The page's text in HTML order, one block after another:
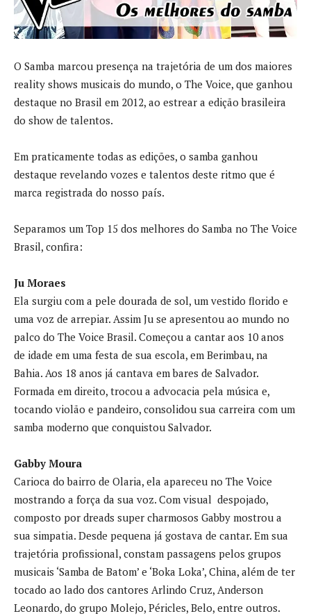
O Samba marcou presença na trajetória de um dos maiores
reality shows musicais do mundo, o The Voice, que ganhou
destaque no Brasil em 2012, ao estrear a edição brasileira
do show de talentos.
Em praticamente todas as edições, o samba ganhou
destaque revelando vozes e talentos deste ritmo que é
marca registrada do nosso país.
Separamos um Top 15 dos melhores do Samba no The Voice
Brasil, confira:
Ju Moraes
Ela surgiu com a pele dourada de sol, um vestido florido e
uma voz de arrepiar. Assim Ju se apresentou ao mundo no
palco do The Voice Brasil. Começou a cantar aos 10 anos
de idade em uma festa de sua escola, em Berimbau, na
Bahia. Aos 18 anos já cantava em bares de Salvador.
Formada em direito, trocou a advocacia pela música e,
tocando violão e pandeiro, consolidou sua carreira com um
samba moderno que conquistou Salvador.
Gabby Moura
Carioca do bairro de Olaria, ela apareceu no The Voice
mostrando a força da sua voz. Com visual despojado,
composto por dreads super charmosos Gabby mostrou a
sua simpatia. Desde pequena já gostava de cantar. Em sua
trajetória profissional, constam passagens pelos grupos
musicais ‘Samba de Batom’ e ‘Boka Loka’, China, além de ter
tocado ao lado dos cantores Arlindo Cruz, Anderson
Leonardo, do grupo Molejo, Péricles, Belo, entre outros.